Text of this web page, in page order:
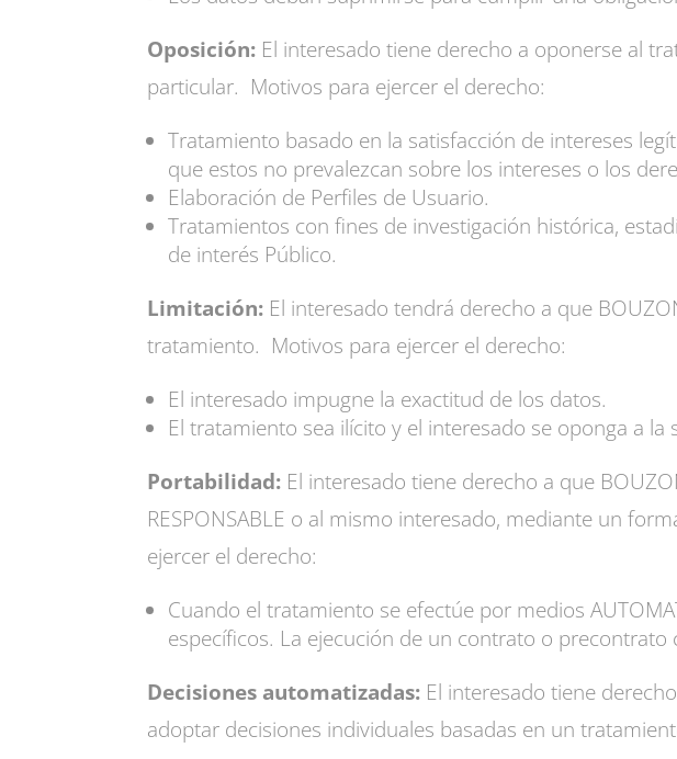
Oposición: El interesado tiene derecho a oponerse al
particular. Motivos para ejercer el derecho:
Tratamiento basado en la satisfacción de intereses
que estos no prevalezcan sobre los intereses o los
Elaboración de Perfiles de Usuario.
Tratamientos con fines de investigación histórica,
de interés Público.
Limitación: El interesado tendrá derecho a que
tratamiento. Motivos para ejercer el derecho:
El interesado impugne la exactitud de los datos.
El tratamiento sea ilícito y el interesado se oponga a
Portabilidad: El interesado tiene derecho a que
RESPONSABLE o al mismo interesado, mediante un
ejercer el derecho:
Cuando el tratamiento se efectúe por medios
específicos. La ejecución de un contrato o precontrato
Decisiones automatizadas: El interesado tiene
adoptar decisiones individuales basadas en un